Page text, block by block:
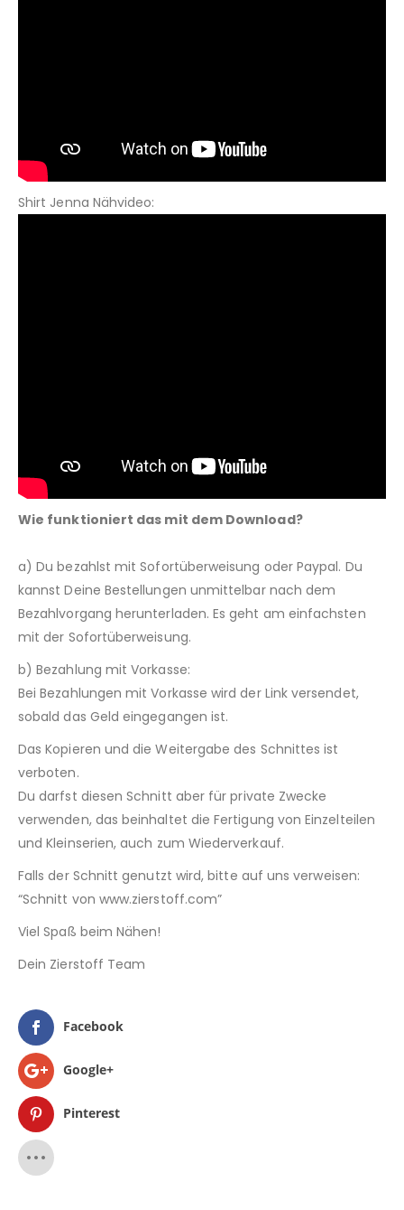
Shirt Jenna Nähvideo:
Wie funktioniert das mit dem Download?
a) Du bezahlst mit Sofortüberweisung oder Paypal. Du
kannst Deine Bestellungen unmittelbar nach dem
Bezahlvorgang herunterladen. Es geht am einfachsten
mit der Sofortüberweisung.
b) Bezahlung mit Vorkasse:
Bei Bezahlungen mit Vorkasse wird der Link versendet,
sobald das Geld eingegangen ist.
Das Kopieren und die Weitergabe des Schnittes ist
verboten.
Du darfst diesen Schnitt aber für private Zwecke
verwenden, das beinhaltet die Fertigung von Einzelteilen
und Kleinserien, auch zum Wiederverkauf.
Falls der Schnitt genutzt wird, bitte auf uns verweisen:
“Schnitt von www.zierstoff.com”
Viel Spaß beim Nähen!
Dein Zierstoff Team
Facebook
Google+
Pinterest